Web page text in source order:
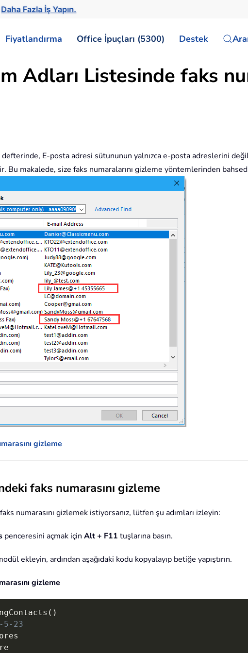
Daha Fazla İş Yapın.
Fiyatlandırma Office İpuçları (5300) Destek
Adları Listesinde faks
E-posta adresi sütununun yalnızca e-posta adreslerini
Bu makalede, size faks numaralarını gizleme yöntemlerinden
gizleme
faks numarasını gizleme
numarasını gizlemek istiyorsanız, lütfen şu adımları izleyin:
penceresini açmak için Alt + F11 tuşlarına basın.
ekleyin, ardından aşağıdaki kodu kopyalayıp betiğe yapıştırın.
gizleme
( )
5-23